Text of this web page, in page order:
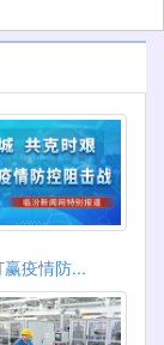
赢疫情防...